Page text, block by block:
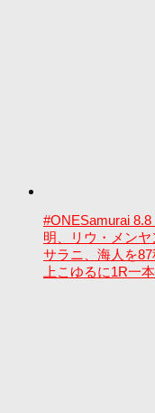
#ONESamurai
明、リウ・メン
サラニ、海人を
上こゆるに1R一